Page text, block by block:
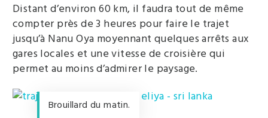
Distant d’environ 60 km, il faudra tout de même
compter près de 3 heures pour faire le trajet
jusqu’à Nanu Oya moyennant quelques arrêts aux
gares locales et une vitesse de croisière qui
permet au moins d’admirer le paysage.
Brouillard du matin.